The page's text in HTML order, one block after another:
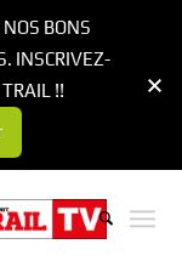
BONS
INSCRIVEZ-
!!